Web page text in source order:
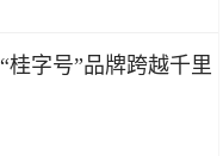
字号”品牌跨越千里